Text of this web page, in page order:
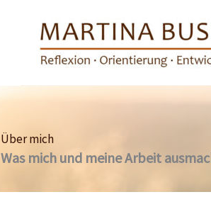
Über mich
Was mich und meine Arbeit